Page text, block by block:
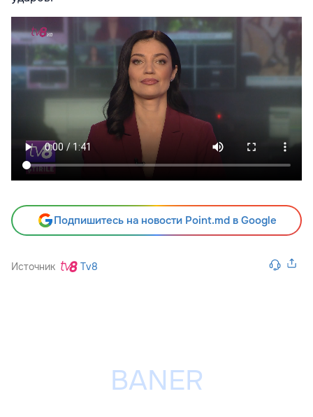
Подпишитесь на новости Point.md в Google
Источник Tv8